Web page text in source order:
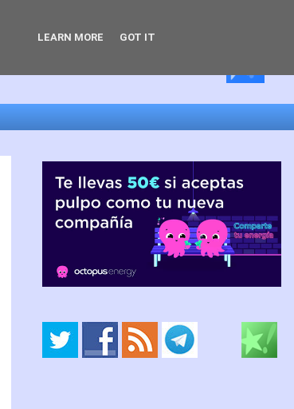
LEARN MORE GOT IT